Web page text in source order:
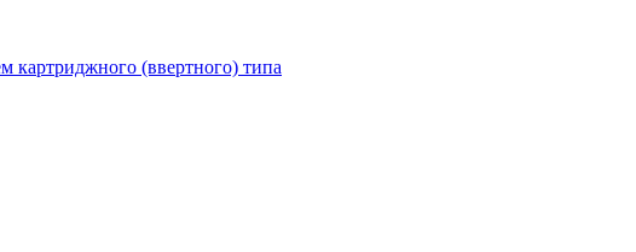
картриджного (ввертного) типа